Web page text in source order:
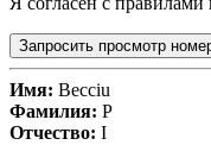
Запросить просмотр
Имя: Becciu
Фамилия: P
Отчество: I